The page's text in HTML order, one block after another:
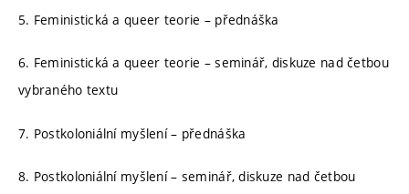
5. Feministická a queer teorie – přednáška
6. Feministická a queer teorie – seminář, diskuze nad četbou
vybraného textu
7. Postkoloniální myšlení – přednáška
8. Postkoloniální myšlení – seminář, diskuze nad četbou